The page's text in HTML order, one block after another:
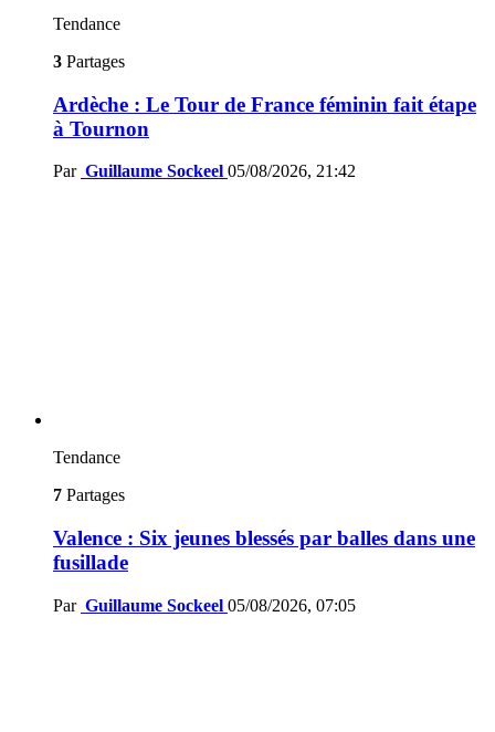
Tendance
3 Partages
Ardèche : Le Tour de France féminin fait étape
à Tournon
Par Guillaume Sockeel 05/08/2026, 21:42
Tendance
7 Partages
Valence : Six jeunes blessés par balles dans une
fusillade
Par Guillaume Sockeel 05/08/2026, 07:05